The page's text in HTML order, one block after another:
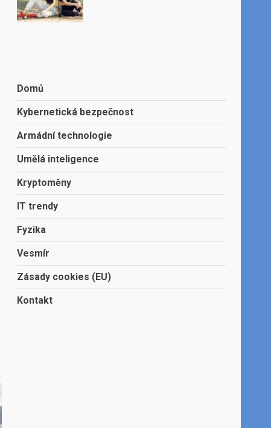
Domů
Kybernetická bezpečnost
Armádní technologie
Umělá inteligence
Kryptoměny
IT trendy
Fyzika
Vesmír
Zásady cookies (EU)
Kontakt